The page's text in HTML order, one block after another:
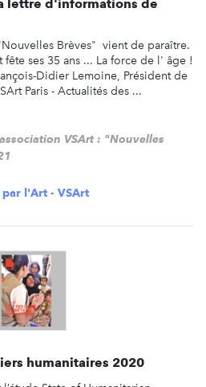
lettre d'informations de
Brèves" vient de paraître.
fête ses 35 ans ... La force de l' âge !
Didier Lemoine, Président de
Paris - Actualités des ...
VSArt : "Nouvelles
l'Art - VSArt
humanitaires 2020